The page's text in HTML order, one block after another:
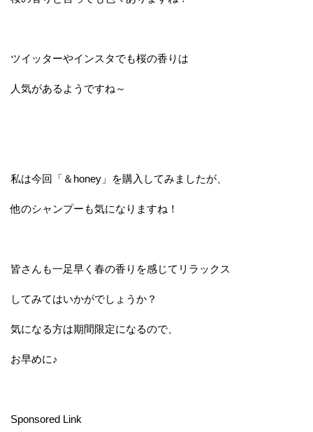
ツイッターやインスタでも桜の香りは
人気があるようですね～
私は今回「＆honey」を購入してみましたが、
他のシャンプーも気になりますね！
皆さんも一足早く春の香りを感じてリラックス
してみてはいかがでしょうか？
気になる方は期間限定になるので、
お早めに♪
Sponsored Link